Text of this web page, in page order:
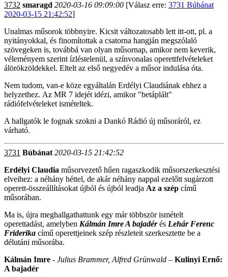
3732 smaragd 2020-03-16 09:09:00 [Válasz erre: 3731 Búbánat
2020-03-15 21:42:52]
Unalmas műsorok többnyire. Kicsit változatosabb lett itt-ott, pl. a
nyitányokkal, és finomítottak a csatorna hangján megszólaló
szövegeken is, továbbá van olyan műsornap, amikor nem keverik,
véleményem szerint ízléstelenül, a színvonalas operettfelvételeket
álörökzöldekkel. Eltelt az első negyedév a műsor indulása óta.
Nem tudom, van-e köze egyáltalán Erdélyi Claudiának ehhez a
helyzethez. Az MR 7 idejét idézi, amikor "betáplált"
rádiófelvételeket ismételtek.
A hallgatók le fognak szokni a Dankó Rádió új műsoráról, ez
várható.
3731 Búbánat 2020-03-15 21:42:52
Erdélyi Claudia műsorvezető hűen ragaszkodik műsorszerkesztési
elveihez: a néhány héttel, de akár néhány nappal ezelőtt sugárzott
operett-összeállításokat újból és újból leadja Az a szép című
műsorában.
Ma is, újra meghallgathattunk egy már többször ismételt
operettadást, amelyben Kálmán Imre A bajadérés Lehár Ferenc
Friderika című operettjeinek szép részleteit szerkesztette be a
délutáni műsorába.
Kálmán Imre - Julius Brammer, Alfred Grünwald – Kulinyi Ernő:
A bajadér